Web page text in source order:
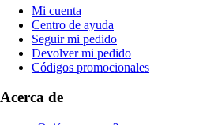
Mi cuenta
Centro de ayuda
Seguir mi pedido
Devolver mi pedido
Códigos promocionales
Acerca de